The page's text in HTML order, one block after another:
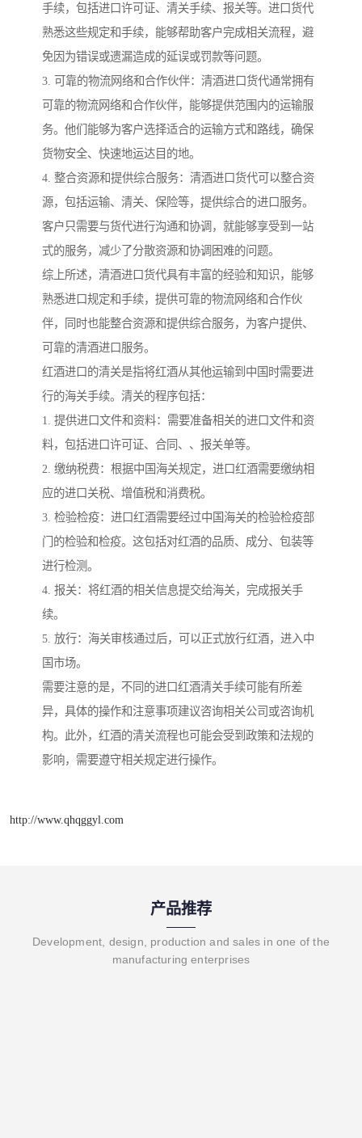
手续，包括进口许可证、清关手续、报关等。进口货代
熟悉这些规定和手续，能够帮助客户完成相关流程，避
免因为错误或遗漏造成的延误或罚款等问题。
3. 可靠的物流网络和合作伙伴：清酒进口货代通常拥有
可靠的物流网络和合作伙伴，能够提供范围内的运输服
务。他们能够为客户选择适合的运输方式和路线，确保
货物安全、快速地运达目的地。
4. 整合资源和提供综合服务：清酒进口货代可以整合资
源，包括运输、清关、保险等，提供综合的进口服务。
客户只需要与货代进行沟通和协调，就能够享受到一站
式的服务，减少了分散资源和协调困难的问题。
综上所述，清酒进口货代具有丰富的经验和知识，能够
熟悉进口规定和手续，提供可靠的物流网络和合作伙
伴，同时也能整合资源和提供综合服务，为客户提供、
可靠的清酒进口服务。
红酒进口的清关是指将红酒从其他运输到中国时需要进
行的海关手续。清关的程序包括：
1. 提供进口文件和资料：需要准备相关的进口文件和资
料，包括进口许可证、合同、、报关单等。
2. 缴纳税费：根据中国海关规定，进口红酒需要缴纳相
应的进口关税、增值税和消费税。
3. 检验检疫：进口红酒需要经过中国海关的检验检疫部
门的检验和检疫。这包括对红酒的品质、成分、包装等
进行检测。
4. 报关：将红酒的相关信息提交给海关，完成报关手
续。
5. 放行：海关审核通过后，可以正式放行红酒，进入中
国市场。
需要注意的是，不同的进口红酒清关手续可能有所差
异，具体的操作和注意事项建议咨询相关公司或咨询机
构。此外，红酒的清关流程也可能会受到政策和法规的
影响，需要遵守相关规定进行操作。
http://www.qhqggyl.com
产品推荐
Development, design, production and sales in one of the
manufacturing enterprises